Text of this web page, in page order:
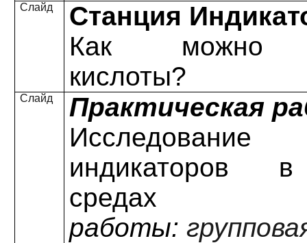
Слайд
Станция
Как можно
кислоты?
Слайд
Практическая
индикаторов
средах
работы: